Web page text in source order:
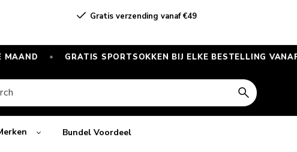
Gratis verzending vanaf €49
✦ GRATIS SPORTSOKKEN BIJ ELKE BESTELLING VANAF €55 ✦
Bundel Voordeel